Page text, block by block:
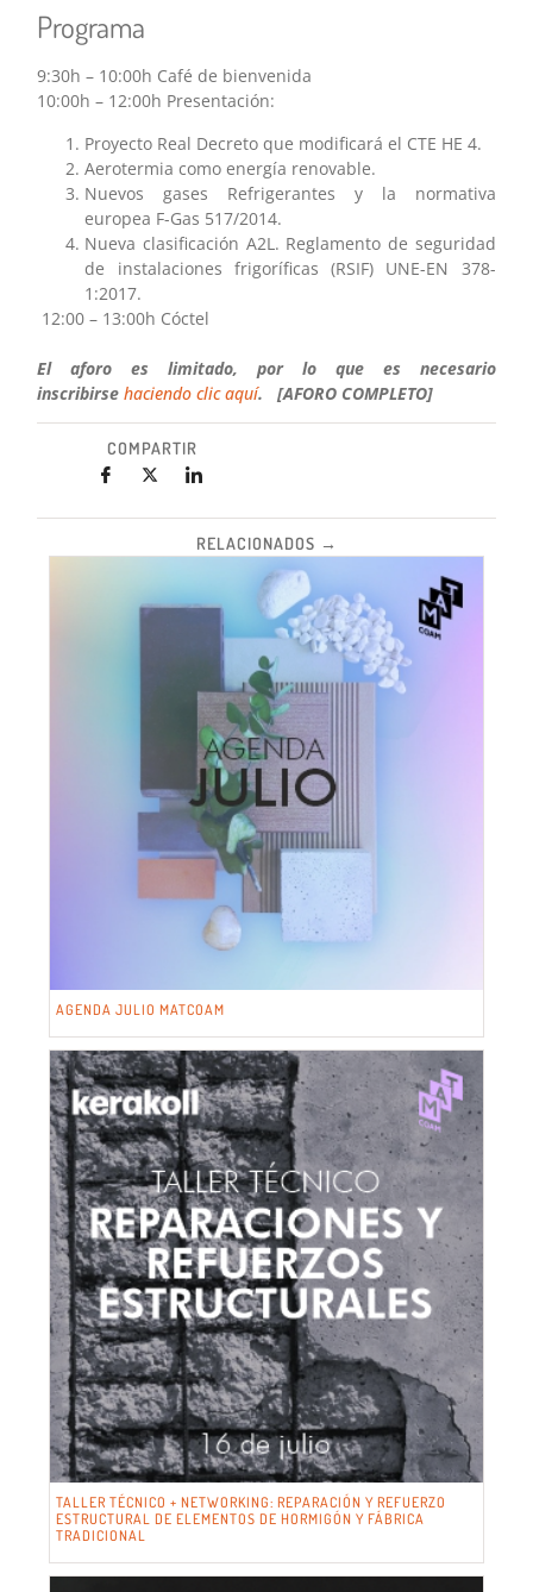
Programa
9:30h – 10:00h Café de bienvenida
10:00h – 12:00h Presentación:
Proyecto Real Decreto que modificará el CTE HE 4.
Aerotermia como energía renovable.
Nuevos gases Refrigerantes y la normativa
europea F-Gas 517/2014.
Nueva clasificación A2L. Reglamento de seguridad
de instalaciones frigoríficas (RSIF) UNE-EN 378-
1:2017.
12:00 – 13:00h Cóctel
El aforo es limitado, por lo que es necesario
inscribirsehaciendo clic aquí. [AFORO COMPLETO]
COMPARTIR
RELACIONADOS →
AGENDA JULIO MATCOAM
TALLER TÉCNICO + NETWORKING: REPARACIÓN Y REFUERZO
ESTRUCTURAL DE ELEMENTOS DE HORMIGÓN Y FÁBRICA
TRADICIONAL